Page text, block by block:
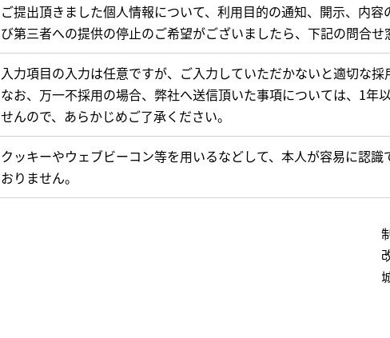
ご提出頂きました個人情報について、利用目的の通知、開示、内
び第三者への提供の停止のご希望がございましたら、下記の問合せ
入力項目の入力は任意ですが、ご入力していただかないと適切な採
なお、万一不採用の場合、弊社へ送信頂いた事項については、1年
せんので、あらかじめご了承ください。
クッキーやウェブビーコン等を用いるなどして、本人が容易に認
おりません。